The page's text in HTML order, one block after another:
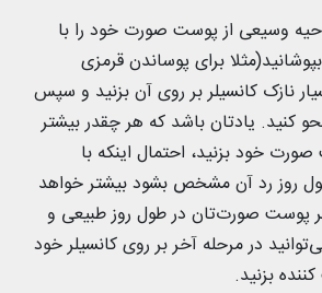
وسیعی از پوست صورت خود را با
برای پوساندن قرمزی
نازک کانسیلر بر روی آن بزنید و سپس
کنید. یادتان باشد که هر چقدر بیشتر
خود بزنید، احتمال اینکه با
روز رد آن مشخص بشود بیشتر خواهد
پوست صورت‌تان در طول روز طبیعی و
در مرحله آخر بر روی کانسیلر خود
بزنید.